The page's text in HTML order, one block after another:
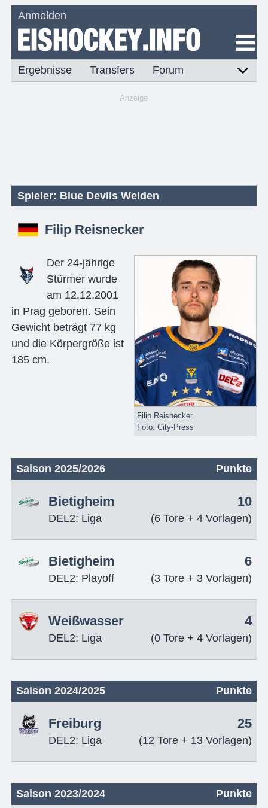
Anmelden
Ergebnisse Transfers Forum
Anzeige
Spieler: Blue Devils Weiden
Filip Reisnecker
Filip Reisnecker.
Foto: City-Press
Der 24-jährige
Stürmer wurde
am 12.12.2001
in Prag geboren. Sein
Gewicht beträgt 77 kg
und die Körpergröße ist
185 cm.
Saison 2025/2026 Punkte
Bietigheim
DEL2: Liga
10
(6 Tore + 4 Vorlagen)
Bietigheim
DEL2: Playoff
6
(3 Tore + 3 Vorlagen)
Weißwasser
DEL2: Liga
4
(0 Tore + 4 Vorlagen)
Saison 2024/2025 Punkte
Freiburg
DEL2: Liga
25
(12 Tore + 13 Vorlagen)
Saison 2023/2024 Punkte